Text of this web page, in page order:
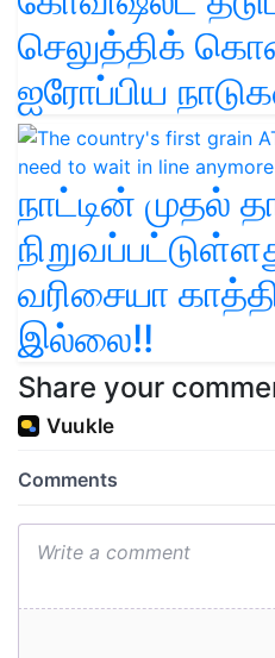
செலுத்திக்
ஐரோப்பிய
நாட்டின் முதல்
வரிசையா
இல்லை!!
Share your